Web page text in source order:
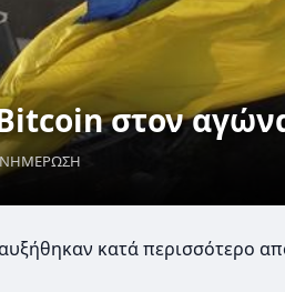
στον
κατά περισσότερο